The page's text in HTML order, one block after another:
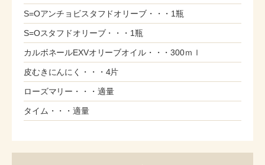
S=Oアンチョビスタフドオリーブ・・・1瓶
S=Oスタフドオリーブ・・・1瓶
カルボネールEXVオリーブオイル・・・300ｍｌ
皮むきにんにく・・・4片
ローズマリー・・・適量
タイム・・・適量